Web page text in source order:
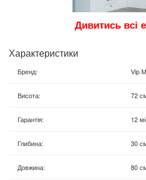
Дивитись всі
Характеристики
Бренд: Vip
Висота: 72
Гарантія: 12
Глибина: 30
Довжина: 80